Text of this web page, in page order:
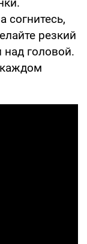
согнитесь,
резкий
над головой.